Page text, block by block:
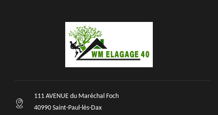
111 AVENUE du Maréchal Foch
40990 Saint-Paul-lès-Dax